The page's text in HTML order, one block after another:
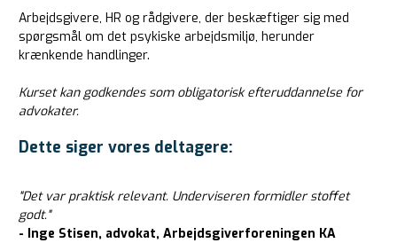
Arbejdsgivere, HR og rådgivere, der beskæftiger sig med
spørgsmål om det psykiske arbejdsmiljø, herunder
krænkende handlinger.
Kurset kan godkendes som obligatorisk efteruddannelse for
advokater.
Dette siger vores deltagere:
"Det var praktisk relevant. Underviseren formidler stoffet
godt."
- Inge Stisen, advokat, Arbejdsgiverforeningen KA